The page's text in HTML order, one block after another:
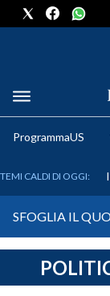
METEO
CRONACA
ProgrammaUS
TEMI CALDI DI OGGI:
SFOGLIA IL